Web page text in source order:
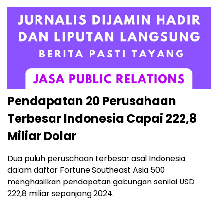
Pendapatan 20 Perusahaan
Terbesar Indonesia Capai 222,8
Miliar Dolar
Dua puluh perusahaan terbesar asal Indonesia
dalam daftar Fortune Southeast Asia 500
menghasilkan pendapatan gabungan senilai USD
222,8 miliar sepanjang 2024.